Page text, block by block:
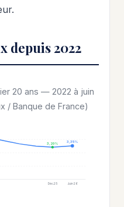
depuis 2022
20 ans — 2022 à juin
/ Banque de France)
3,20%
Déc.25
3,35%
Juin 26